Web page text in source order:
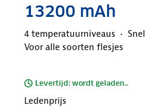
13200 mAh
4 temperatuurniveaus
Voor alle soorten flesjes
Levertijd: wordt geladen..
Ledenprijs